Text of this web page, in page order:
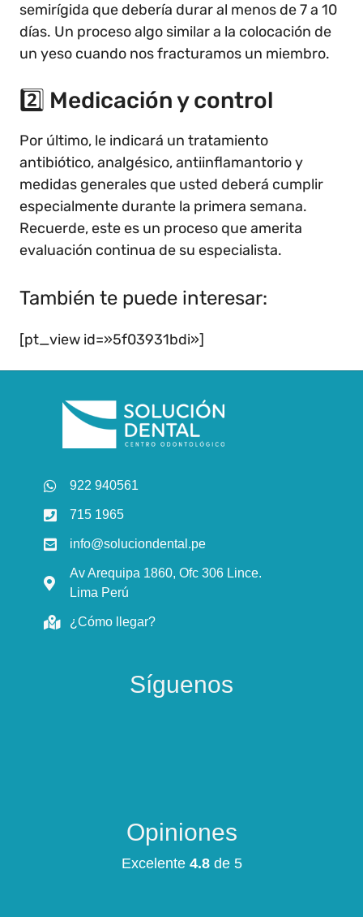
semirígida que debería durar al menos de 7 a 10
días. Un proceso algo similar a la colocación de
un yeso cuando nos fracturamos un miembro.
2️⃣ Medicación y control
Por último, le indicará un tratamiento
antibiótico, analgésico, antiinflamantorio y
medidas generales que usted deberá cumplir
especialmente durante la primera semana.
Recuerde, este es un proceso que amerita
evaluación continua de su especialista.
También te puede interesar:
[pt_view id=»5f03931bdi»]
922 940561
715 1965
info@soluciondental.pe
Av Arequipa 1860, Ofc 306 Lince.
Lima Perú
¿Cómo llegar?
Síguenos
Opiniones
Excelente 4.8de 5